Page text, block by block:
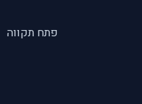
פתח תקווה